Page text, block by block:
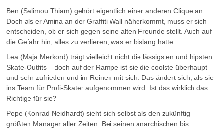
Ben (Salimou Thiam) gehört eigentlich einer anderen Clique an.
Doch als er Amina an der Graffiti Wall näherkommt, muss er sich
entscheiden, ob er sich gegen seine alten Freunde stellt. Auch auf
die Gefahr hin, alles zu verlieren, was er bislang hatte…
Lea (Maja Merkord) trägt vielleicht nicht die lässigsten und hipsten
Skate-Outfits – doch auf der Rampe ist sie die coolste überhaupt
und sehr zufrieden und im Reinen mit sich. Das ändert sich, als sie
ins Team für Profi-Skater aufgenommen wird. Ist das wirklich das
Richtige für sie?
Pepe (Konrad Neidhardt) sieht sich selbst als den zukünftig
größten Manager aller Zeiten. Bei seinen anarchischen bis